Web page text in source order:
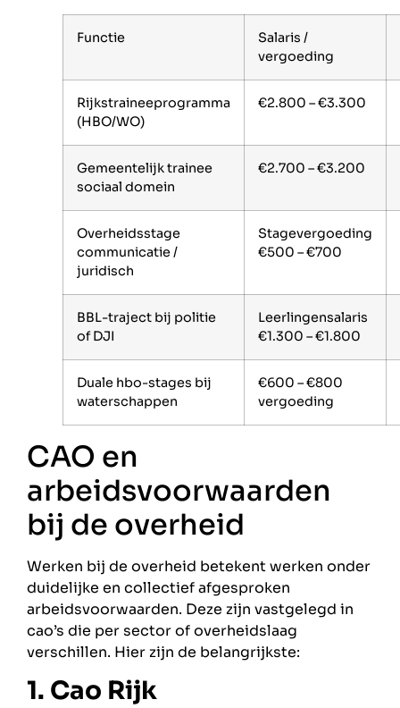
Functie
Salaris /
vergoeding
Rijkstraineeprogramma
(HBO/WO)
€2.800 – €3.300
Gemeentelijk trainee
sociaal domein
€2.700 – €3.200
Overheidsstage
communicatie /
juridisch
Stagevergoeding
€500 – €700
BBL-traject bij politie
of DJI
Leerlingensalaris
€1.300 – €1.800
Duale hbo-stages bij
waterschappen
€600 – €800
vergoeding
CAO en
arbeidsvoorwaarden
bij de overheid
Werken bij de overheid betekent werken onder
duidelijke en collectief afgesproken
arbeidsvoorwaarden. Deze zijn vastgelegd in
cao’s die per sector of overheidslaag
verschillen. Hier zijn de belangrijkste:
1. Cao Rijk